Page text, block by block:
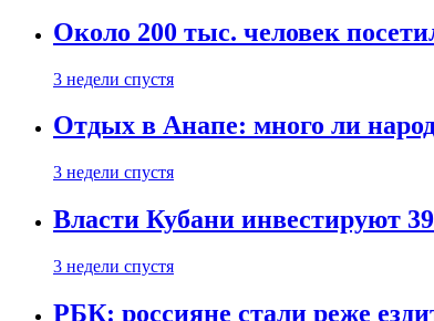
Около 200 тыс. человек
3 недели спустя
Отдых в Анапе: много ли
3 недели спустя
Власти Кубани инвестируют
3 недели спустя
РБК: россияне стали реже